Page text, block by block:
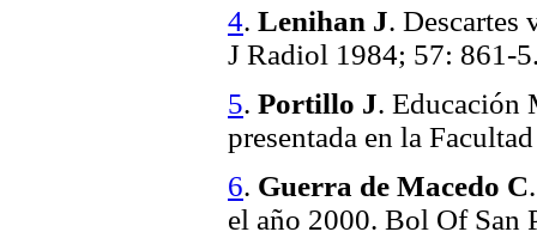
4. Lenihan J. Descartes
J Radiol 1984; 57: 861-
5. Portillo J. Educación
presentada en la
6. Guerra de Macedo C
el año 2000. Bol Of San